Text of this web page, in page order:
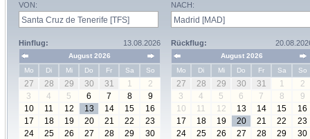
VON:
Hinflug: 13.08.2026
August 2026
Mo
Di Mi Do Fr Sa So
27 28 29 30 31 1
2
3
4 5 6 7 8
9
10
11 12 13 14 15
16
17
18 19 20 21 22
23
24
25 26 27 28 29
30
NACH:
Rückflug:
August 2026
Mo
Di Mi Do Fr Sa So
27 28 29 30 31 1
2
3
4 5 6 7 8
9
10
11 12 13 14 15
16
17
18 19 20 21 22
23
24
25 26 27 28 29
30